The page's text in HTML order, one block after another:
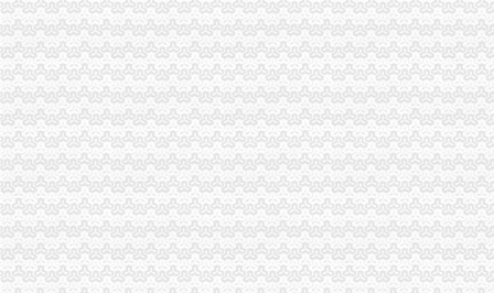
重庆天地和工厂价装修模式有什么优势？值得信赖吗？-家居装修-六安
陕西天地财务会计技术培训中心怎么样-爱问知识人
万科融创分别接手重庆两大烂尾高楼易主_东方财富网
万科融创分别接手重庆两大烂尾高楼易主_第一财经
海南海股份有限公司关于控股子公司重庆天地业有限责任公司对其
重庆太实业（集团）股份有限公司第七届董事会第二十次会议决议公
重庆太实业（集团）股份有限公司对外投资暨关联交易公告_财经_
海南海：关于收购控股子公司重庆天地业有限责任公司部分股权暨